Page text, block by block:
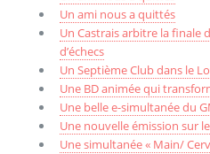
Un ami nous a quittés
Un Castrais arbitre la
d’échecs
Un Septième Club dans le
Une BD animée qui
Une belle e-simultanée du
Une nouvelle émission sur
Une simultanée « Main/